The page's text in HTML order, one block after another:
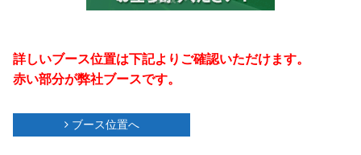
詳しいブース位置は下記よりご確認いただけます。
赤い部分が弊社ブースです。
ブース位置へ